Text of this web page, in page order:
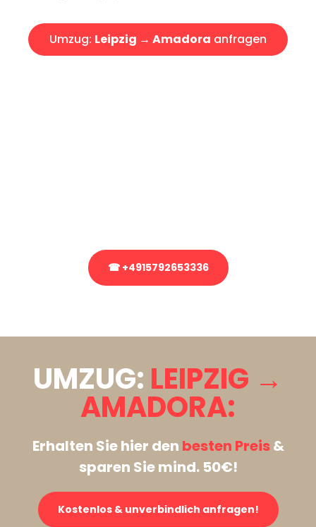
Umzug: Leipzig → Amadora anfragen
☎ +4915792653336
UMZUG: LEIPZIG →
AMADORA:
Erhalten Sie hier den besten Preis&
sparen Sie mind. 50€!
Kostenlos & unverbindlich anfragen!